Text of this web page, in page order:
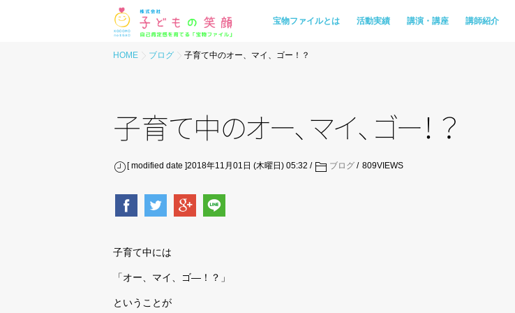
宝物ファイルとは 活動実績 講演・講座 講師紹介
HOME ブログ 子育て中のオー、マイ、ゴー！？
子育て中のオー、 マイ、 ゴー！ ？
[ modified date ]2018年11月01日 (木曜日) 05:32 ブログ 809VIEWS
子育て中には
「オー、マイ、ゴ―！？」
ということが